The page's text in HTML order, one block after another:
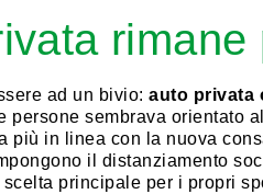
ad un bivio: auto privata
persone sembrava orientato
più in linea con la nuova
il distanziamento
principale per i propri